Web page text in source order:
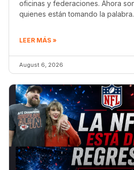
oficinas y federaciones. Ahora
quienes están tomando la palabra.
LEER MÁS »
August 6, 2026